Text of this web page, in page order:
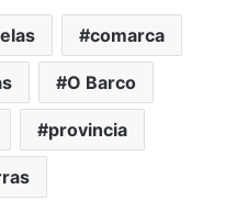
comarca
O Barco
provincia